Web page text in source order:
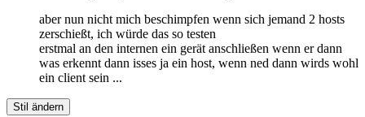
aber nun nicht mich beschimpfen wenn sich jemand 2 hosts
zerschießt, ich würde das so testen
erstmal an den internen ein gerät anschließen wenn er dann
was erkennt dann isses ja ein host, wenn ned dann wirds wohl
ein client sein ...
Stil ändern